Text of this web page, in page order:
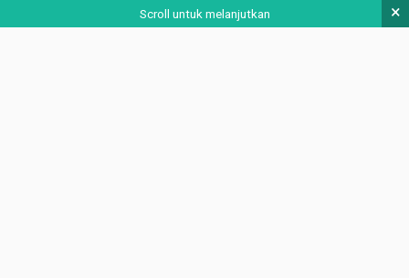
Scroll untuk melanjutkan ×